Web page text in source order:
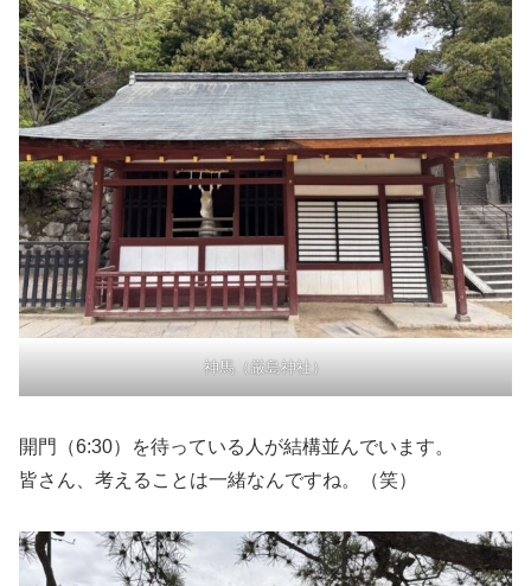
神馬（厳島神社）
開門（6:30）を待っている人が結構並んでいます。
皆さん、考えることは一緒なんですね。（笑）